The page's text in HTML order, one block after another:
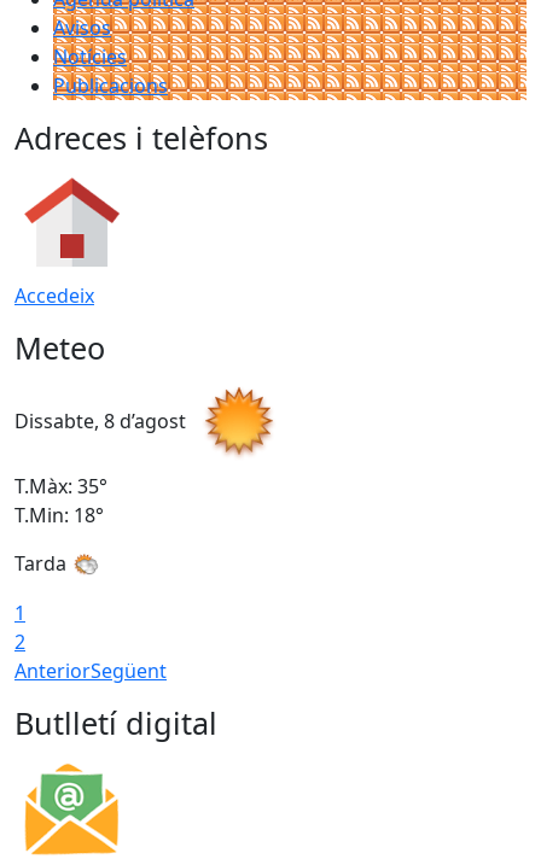
Avisos
Notícies
Publicacions
Adreces i telèfons
Accedeix
Meteo
Dissabte, 8 d’agost
T.Màx: 35°
T.Min: 18°
Tarda
1
2
AnteriorSegüent
Butlletí digital